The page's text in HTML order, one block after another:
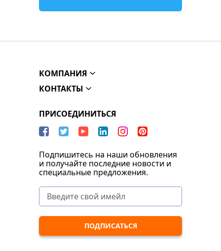
КОМПАНИЯ
КОНТАКТЫ
ПРИСОЕДИНИТЬСЯ
Подпишитесь на наши обновления
и получайте последние новости и
специальные предложения.